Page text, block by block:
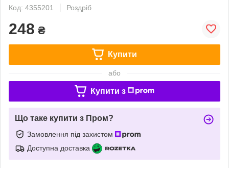
Код: 4355201
Роздріб
248 ₴
Купити
або
Купити з
Що таке купити з Пром?
Замовлення під захистом
Доступна доставка